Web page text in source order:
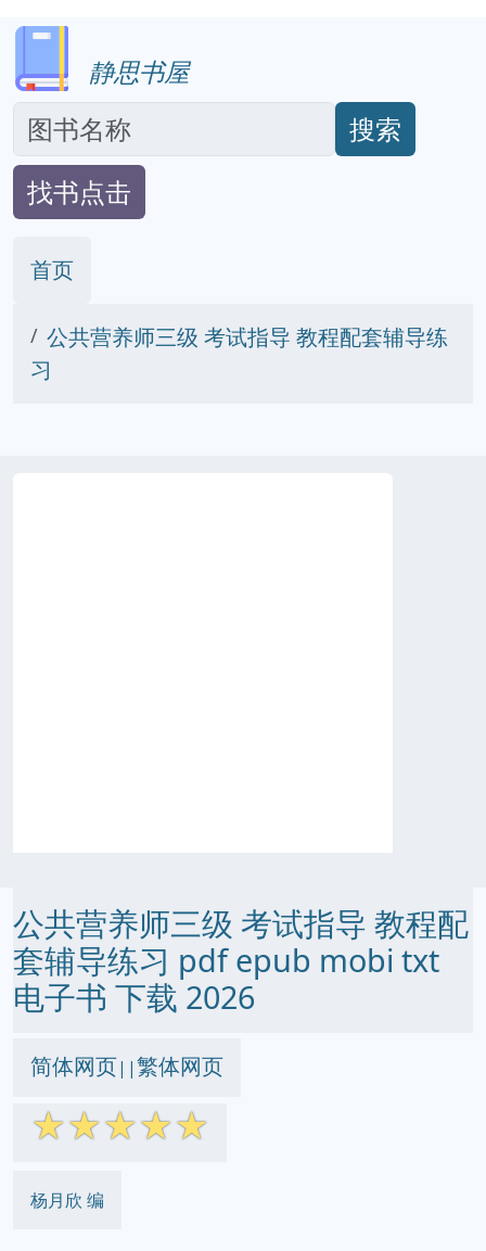
静思书屋
搜索
找书点击
首页
公共营养师三级 考试指导 教程配套辅导练
习
公共营养师三级 考试指导 教程配
套辅导练习 pdf epub mobi txt
电子书 下载 2026
简体网页||繁体网页
☆☆☆☆☆
杨月欣 编